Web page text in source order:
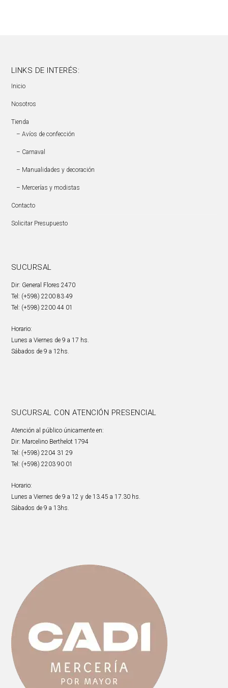
LINKS DE INTERÉS:
Inicio
Nosotros
Tienda
– Avíos de confección
– Carnaval
– Manualidades y decoración
– Mercerías y modistas
Contacto
Solicitar Presupuesto
SUCURSAL
Dir: General Flores 2470
Tel: (+598) 2200 83 49
Tel: (+598) 2200 44 01
Horario:
Lunes a Viernes de 9 a 17 hs.
Sábados de 9 a 12hs.
SUCURSAL CON ATENCIÓN PRESENCIAL
Atención al público únicamente en:
Dir: Marcelino Berthelot 1794
Tel: (+598) 2204 31 29
Tel: (+598) 2203 90 01
Horario:
Lunes a Viernes de 9 a 12 y de 13.45 a 17.30 hs.
Sábados de 9 a 13hs.